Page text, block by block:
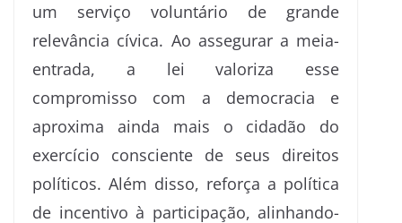
um serviço voluntário de grande
relevância cívica. Ao assegurar a meia-
entrada, a lei valoriza esse
compromisso com a democracia e
aproxima ainda mais o cidadão do
exercício consciente de seus direitos
políticos. Além disso, reforça a política
de incentivo à participação, alinhando-